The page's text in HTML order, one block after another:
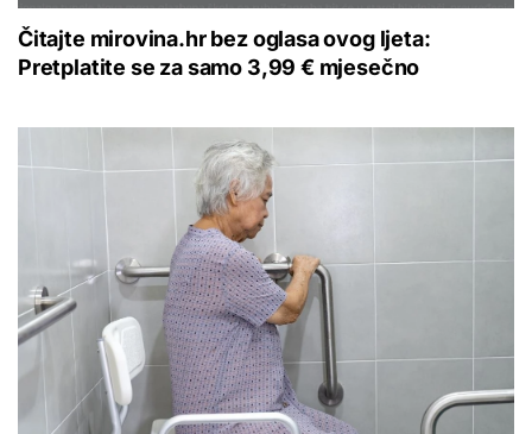
Čitajte mirovina.hr bez oglasa ovog ljeta:
Pretplatite se za samo 3,99 € mjesečno